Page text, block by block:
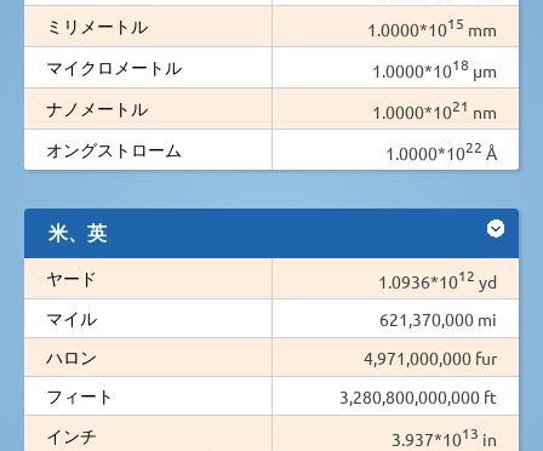
ミリメートル
1.0000*1015 mm
マイクロメートル
1.0000*1018 µm
ナノメートル
1.0000*1021 nm
オングストローム
1.0000*1022 Å
米、英
ヤード 1.0936*1012 yd
マイル
621,370,000 mi
ハロン
4,971,000,000 fur
フィート
3,280,800,000,000 ft
インチ
3.937*1013 in